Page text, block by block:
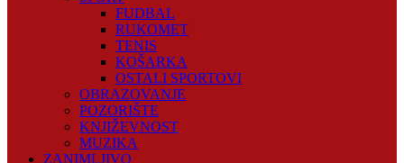
FUDBAL
RUKOMET
TENIS
KOŠARKA
OSTALI SPORTOVI
OBRAZOVANJE
POZORIŠTE
KNJIŽEVNOST
MUZIKA
ZANIMLJIVO